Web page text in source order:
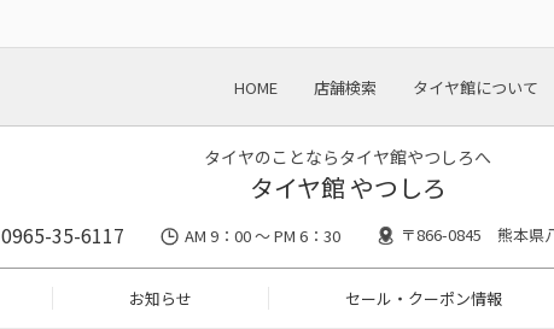
HOME 店舗検索 タイヤ館について
タイヤのことならタイヤ館やつしろへ
タイヤ館 やつしろ
0965-35-6117 AM 9：00 ～ PM 6：30 〒866-0845 熊本県
お知らせ セール・クーポン情報